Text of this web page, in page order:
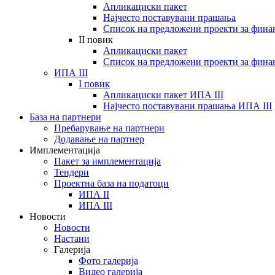
Апликациски пакет
Најчесто поставувани прашања
Список на предложени проекти за
II повик
Апликациски пакет
Список на предложени проекти за
ИПА III
I повик
Апликациски пакет ИПА III
Најчесто поставувани прашања ИПА III
База на партнери
Пребарување на партнери
Додавање на партнер
Имплементација
Пакет за имплементација
Тендери
Проектна база на податоци
ИПА II
ИПА III
Новости
Новости
Настани
Галерија
Фото галерија
Видео галерија